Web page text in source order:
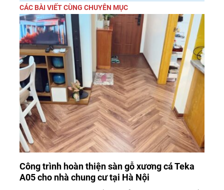
CÁC BÀI VIẾT CÙNG CHUYÊN MỤC
Công trình hoàn thiện sàn gỗ xương cá Teka
A05 cho nhà chung cư tại Hà Nội